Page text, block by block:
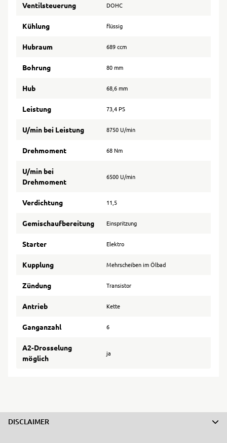
Ventilsteuerung DOHC
Kühlung flüssig
Hubraum 689 ccm
Bohrung 80 mm
Hub 68,6 mm
Leistung 73,4 PS
U/min bei Leistung 8750 U/min
Drehmoment 68 Nm
U/min bei
Drehmoment
6500 U/min
Verdichtung 11,5
Gemischaufbereitung Einspritzung
Starter Elektro
Kupplung Mehrscheiben im Ölbad
Zündung Transistor
Antrieb Kette
Ganganzahl 6
A2-Drosselung
möglich
ja
DISCLAIMER